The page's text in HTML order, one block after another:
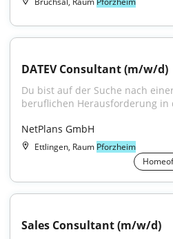
DATEV Consultant (m/w/d)
Du bist auf der Suche nach
beruflichen Herausforderung in
NetPlans GmbH
Ettlingen, Raum Pforzheim
Sales Consultant (m/w/d)